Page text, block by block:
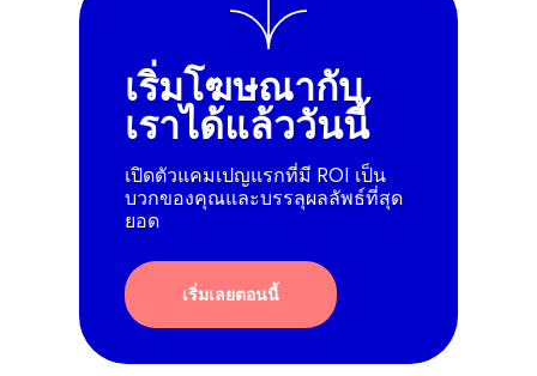
เริ่มโฆษณากับ
เราได้แล้ววันนี้
เปิดตัวแคมเปญแรกที่มี ROI เป็น
บวกของคุณและบรรลุผลลัพธ์ที่สุด
ยอด
เริ่มเลยตอนนี้